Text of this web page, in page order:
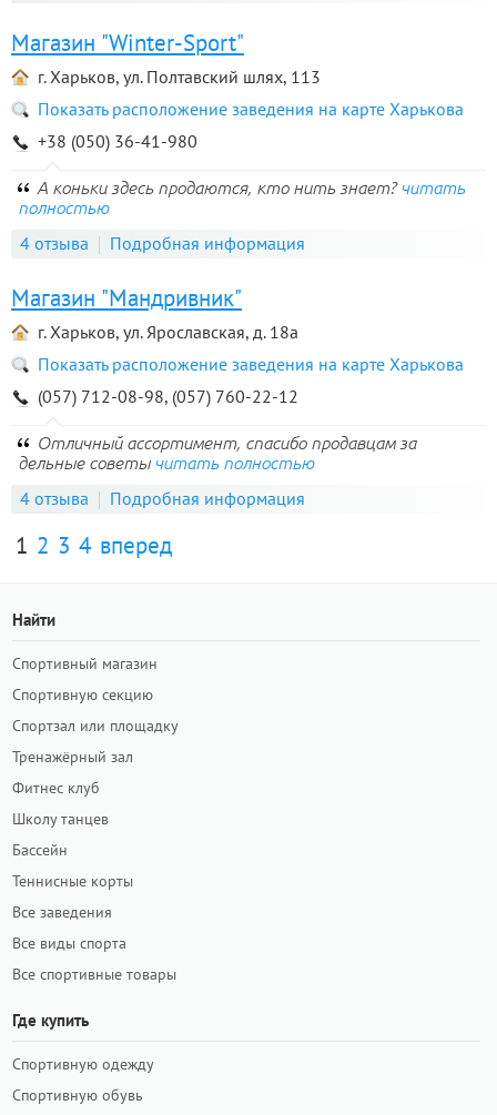
Магазин "Winter-Sport"
г. Харьков, ул. Полтавский шлях, 113
Показать расположение заведения на карте Харькова
+38 (050) 36-41-980
А коньки здесь продаются, кто нить знает? читать
полностью
4 отзыва Подробная информация
Магазин "Мандривник"
г. Харьков, ул. Ярославская, д. 18а
Показать расположение заведения на карте Харькова
(057) 712-08-98, (057) 760-22-12
Отличный ассортимент, спасибо продавцам за
дельные советы читать полностью
4 отзыва Подробная информация
1 2 3 4 вперед
Найти
Спортивный магазин
Спортивную секцию
Спортзал или площадку
Тренажёрный зал
Фитнес клуб
Школу танцев
Бассейн
Теннисные корты
Все заведения
Все виды спорта
Все спортивные товары
Где купить
Спортивную одежду
Спортивную обувь